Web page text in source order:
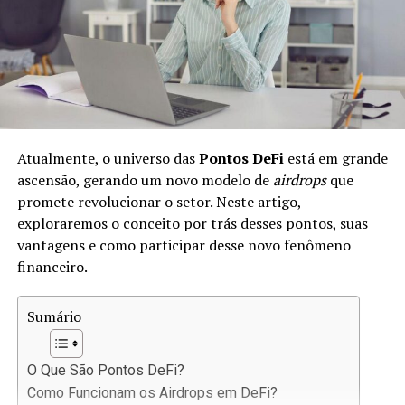
economia, pois fornece os recursos necessários para
fomentar o investimento e o consumo.
No mercado de crédito, há diferentes tipos de produtos,
como:
consumo pessoal.
Créditos Empresariais:Recursos destinados a
empresas para expandir ou operar.
Hipotecas:Empréstimos garantidos por
propriedades.
Esse mercado evolui constantemente, e nos últimos
anos, o advento das tecnologias financeiras trouxe
novas formas de conceder e acessar crédito.
A Revolução do DeFi no
Atualmente, o universo dasPontos DeFiestá em grande
ascensão, gerando um novo modelo de airdropsque
promete revolucionar o setor. Neste artigo,
exploraremos o conceito por trás desses pontos, suas
vantagens e como participar desse novo fenômeno
financeiro.
Sumário
O Que São Pontos DeFi?
Como Funcionam os Airdrops em DeFi?